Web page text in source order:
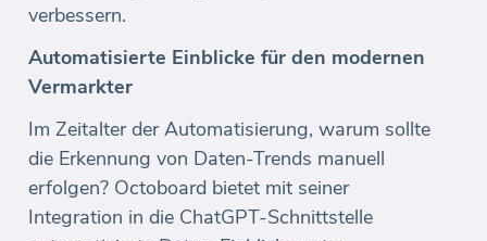
verbessern.
Automatisierte Einblicke für den modernen
Vermarkter
Im Zeitalter der Automatisierung, warum sollte
die Erkennung von Daten-Trends manuell
erfolgen? Octoboard bietet mit seiner
Integration in die ChatGPT-Schnittstelle